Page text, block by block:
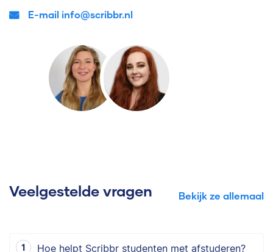
E-mail info@scribbr.nl
Veelgestelde vragen Bekijk ze allemaal
Hoe helpt Scribbr studenten met afstuderen?